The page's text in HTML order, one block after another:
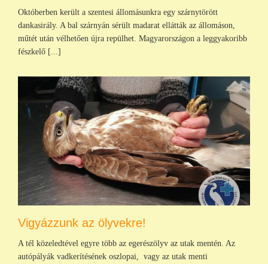
Októberben került a szentesi állomásunkra egy szárnytörött
dankasirály. A bal szárnyán sérült madarat ellátták az állomáson,
műtét után vélhetően újra repülhet. Magyarországon a leggyakoribb
fészkelő [...]
Vigyázzunk az ölyvekre!
A tél közeledtével egyre több az egerészölyv az utak mentén. Az
autópályák vadkerítésének oszlopai, vagy az utak menti